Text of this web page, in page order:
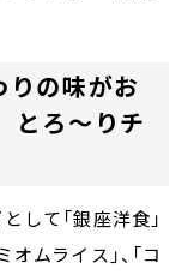
の味がお
とろ～りチ
して「銀座洋食」
ムライス」、「コ